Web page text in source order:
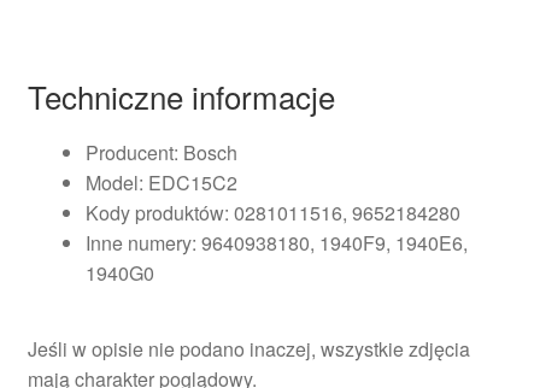
Techniczne informacje
Producent: Bosch
Model: EDC15C2
Kody produktów: 0281011516, 9652184280
Inne numery: 9640938180, 1940F9, 1940E6,
1940G0
Jeśli w opisie nie podano inaczej, wszystkie zdjęcia
mają charakter poglądowy.